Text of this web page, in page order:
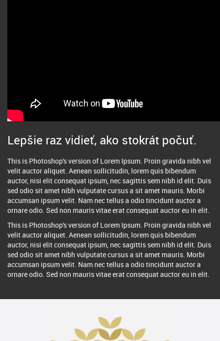
Lepšie raz vidieť, ako stokrát počuť.
This is Photoshop's version of Lorem Ipsum. Proin gravida nibh vel
velit auctor aliquet. Aenean sollicitudin, lorem quis bibendum
auctor, nisi elit consequat ipsum, nec sagittis sem nibh id elit. Duis
sed odio sit amet nibh vulputate cursus a sit amet mauris. Morbi
accumsan ipsum velit. Nam nec tellus a odio tincidunt auctor a
ornare odio. Sed non mauris vitae erat consequat auctor eu in elit.
This is Photoshop's version of Lorem Ipsum. Proin gravida nibh vel
velit auctor aliquet. Aenean sollicitudin, lorem quis bibendum
auctor, nisi elit consequat ipsum, nec sagittis sem nibh id elit. Duis
sed odio sit amet nibh vulputate cursus a sit amet mauris. Morbi
accumsan ipsum velit. Nam nec tellus a odio tincidunt auctor a
ornare odio. Sed non mauris vitae erat consequat auctor eu in elit.